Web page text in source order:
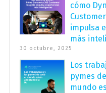
cómo
impulsa
más
30 octubre, 2025
Los
pymes
mundo